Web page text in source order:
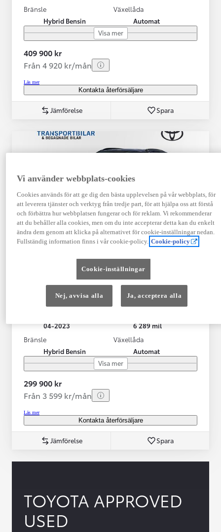
Bränsle
Hybrid Bensin
Växellåda
Automat
Visa mer
409 900 kr
Från 4 920 kr/mån
Läs mer
Kontakta återförsäljare
Jämförelse Spara
Toyota Yaris Cross
Toyota Yaris Cross 1,5 Hybrid Adventure Drag V-Hjul
KRYLBO
04-2023
6 289 mil
Bränsle
Hybrid Bensin
Växellåda
Automat
Visa mer
299 900 kr
Från 3 599 kr/mån
Läs mer
Kontakta återförsäljare
Jämförelse Spara
TOYOTA APPROVED
USED
Vi använder webbplats-cookies
Cookies används för att ge dig den bästa upplevelsen på vår webbplats, för
att leverera tjänster och verktyg från tredje part, för att hjälpa oss att förstå
och förbättra hur webbplatsen fungerar och för reklam. Vi rekommenderar
att du behåller alla cookies, men om du inte accepterar detta kan du enkelt
ändra dem genom att klicka på alternativet för cookie-inställningar nedan.
Fullständig information finns i vår cookie-policy. Cookie-policy
Cookie-inställningar
Nej, avvisa alla Ja, acceptera alla